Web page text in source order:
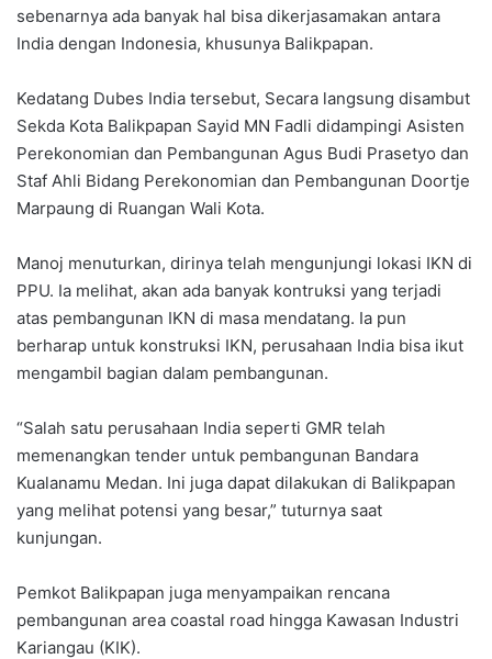
sebenarnya ada banyak hal bisa dikerjasamakan antara
India dengan Indonesia, khusunya Balikpapan.
Kedatang Dubes India tersebut, Secara langsung disambut
Sekda Kota Balikpapan Sayid MN Fadli didampingi Asisten
Perekonomian dan Pembangunan Agus Budi Prasetyo dan
Staf Ahli Bidang Perekonomian dan Pembangunan Doortje
Marpaung di Ruangan Wali Kota.
Manoj menuturkan, dirinya telah mengunjungi lokasi IKN di
PPU. Ia melihat, akan ada banyak kontruksi yang terjadi
atas pembangunan IKN di masa mendatang. Ia pun
berharap untuk konstruksi IKN, perusahaan India bisa ikut
mengambil bagian dalam pembangunan.
“Salah satu perusahaan India seperti GMR telah
memenangkan tender untuk pembangunan Bandara
Kualanamu Medan. Ini juga dapat dilakukan di Balikpapan
yang melihat potensi yang besar,” tuturnya saat
kunjungan.
Pemkot Balikpapan juga menyampaikan rencana
pembangunan area coastal road hingga Kawasan Industri
Kariangau (KIK).